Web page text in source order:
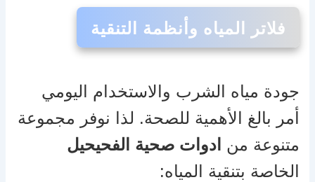
فلاتر المياه وأنظمة التنقية
جودة مياه الشرب والاستخدام اليومي
أمر بالغ الأهمية للصحة. لذا نوفر مجموعة
متنوعة من ادوات صحية الفحيحيل
الخاصة بتنقية المياه: